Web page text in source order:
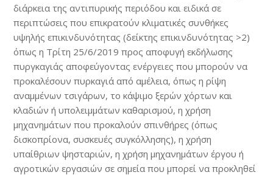
διάρκεια της αντιπυρικής περιόδου και ειδικά σε
περιπτώσεις που επικρατούν κλιματικές συνθήκες
υψηλής επικινδυνότητας (δείκτης επικινδυνότητας >2)
όπως η Τρίτη 25/6/2019 προς αποφυγή εκδήλωσης
πυργκαγιάς αποφεύγοντας ενέργειες που μπορούν να
προκαλέσουν πυρκαγιά από αμέλεια, όπως η ρίψη
αναμμένων τσιγάρων, το κάψιμο ξερών χόρτων και
κλαδιών ή υπολειμμάτων καθαρισμού, η χρήση
μηχανημάτων που προκαλούν σπινθήρες (όπως
δισκοπρίονα, συσκευές συγκόλλησης), η χρήση
υπαίθριων ψησταριών, η χρήση μηχανημάτων έργου ή
αγροτικών εργασιών σε σημεία που μπορεί να προκληθεί